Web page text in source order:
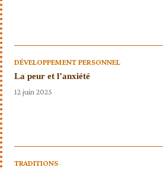
DÉVELOPPEMENT PERSONNEL
La peur et l’anxiété
12 juin 2025
TRADITIONS